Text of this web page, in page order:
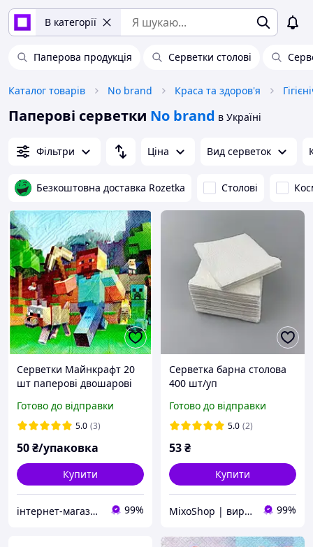
В категорії
Паперова продукція Серветки столові
Каталог товарів No brand Краса та здоров'я
Паперові серветки No brand в Україні
Фільтри Ціна Вид серветок
Безкоштовна доставка Rozetka Столові
Серветки Майнкрафт 20
шт паперові двошарові
Готово до відправки
5.0 (3)
50₴/упаковка
Купити
інтернет-магазин Теремок 99%
Серветка барна столова
400 шт/уп
Готово до відправки
5.0 (2)
53₴
Купити
MixoShop | виробники товарів для кухні 99%